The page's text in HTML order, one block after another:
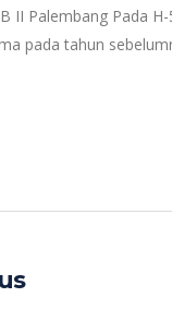
Palembang Pada
pada tahun